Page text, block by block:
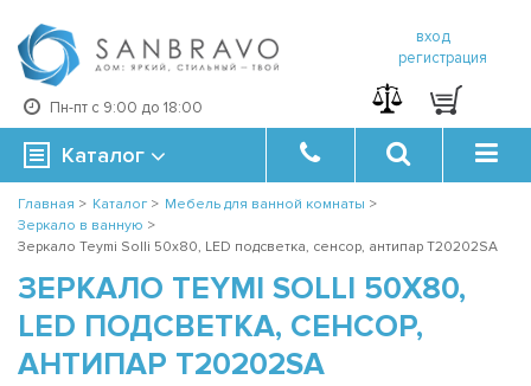
Пн-пт с 9:00 до 18:00
вход
регистрация
Каталог
Главная > Каталог > Мебель для ванной комнаты >
Зеркало в ванную >
Зеркало Teymi Solli 50х80, LED подсветка, сенсор, антипар T20202SA
ЗЕРКАЛО TEYMI SOLLI 50Х80,
LED ПОДСВЕТКА, СЕНСОР,
АНТИПАР T20202SA